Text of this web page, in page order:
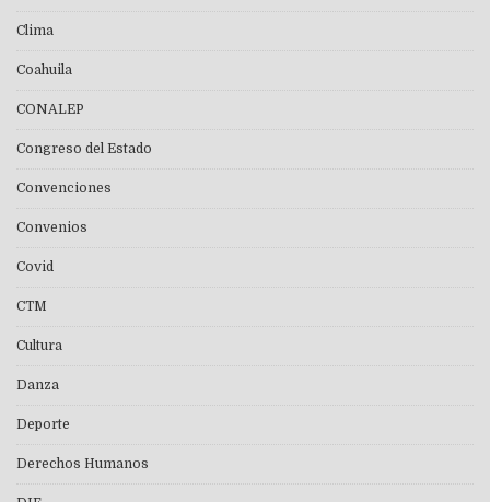
Clima
Coahuila
CONALEP
Congreso del Estado
Convenciones
Convenios
Covid
CTM
Cultura
Danza
Deporte
Derechos Humanos